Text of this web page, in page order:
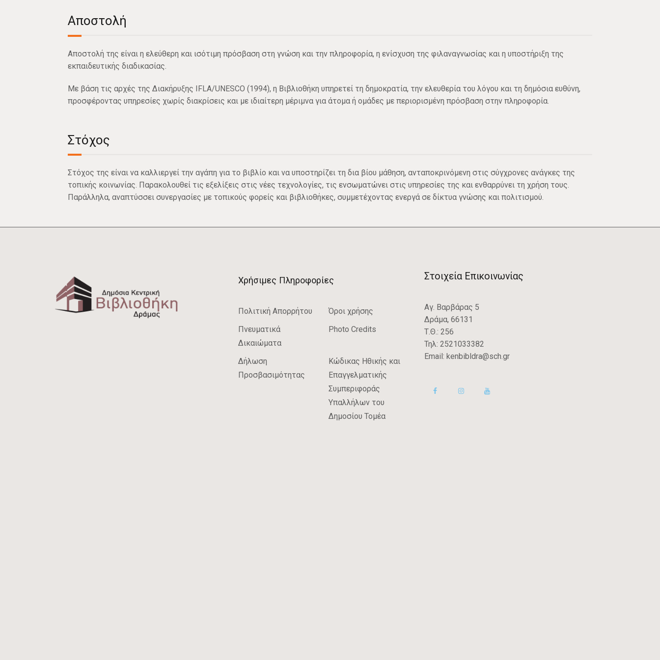
Αποστολή
Αποστολή της είναι η ελεύθερη και ισότιμη πρόσβαση στη γνώση και την πληροφορία, η ενίσχυση της φιλαναγνωσίας και η υποστήριξη της
εκπαιδευτικής διαδικασίας.
Με βάση τις αρχές της Διακήρυξης IFLA/UNESCO (1994), η Βιβλιοθήκη υπηρετεί τη δημοκρατία, την ελευθερία του λόγου και τη δημόσια ευθύνη,
προσφέροντας υπηρεσίες χωρίς διακρίσεις και με ιδιαίτερη μέριμνα για άτομα ή ομάδες με περιορισμένη πρόσβαση στην πληροφορία.
Στόχος
Στόχος της είναι να καλλιεργεί την αγάπη για το βιβλίο και να υποστηρίζει τη δια βίου μάθηση, ανταποκρινόμενη στις σύγχρονες ανάγκες της
τοπικής κοινωνίας. Παρακολουθεί τις εξελίξεις στις νέες τεχνολογίες, τις ενσωματώνει στις υπηρεσίες της και ενθαρρύνει τη χρήση τους.
Παράλληλα, αναπτύσσει συνεργασίες με τοπικούς φορείς και βιβλιοθήκες, συμμετέχοντας ενεργά σε δίκτυα γνώσης και πολιτισμού.
Χρήσιμες Πληροφορίες
Πολιτική Απορρήτου
Όροι χρήσης
Πνευματικά
Δικαιώματα
Photo Credits
Δήλωση
Προσβασιμότητας
Κώδικας Ηθικής και
Επαγγελματικής
Συμπεριφοράς
Υπαλλήλων του
Δημοσίου Τομέα
Στοιχεία Επικοινωνίας
Αγ. Βαρβάρας 5
Δράμα, 66131
Τ.Θ.: 256
Τηλ: 2521033382
Email: kenbibldra@sch.gr